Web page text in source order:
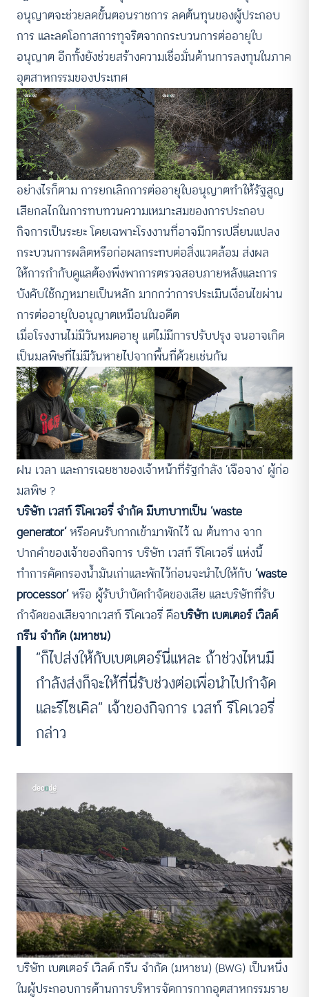
อนุญาตจะช่วยลดขั้นตอนราชการ ลดต้นทุนของผู้ประกอบ
การ และลดโอกาสการทุจริตจากกระบวนการต่ออายุใบ
อนุญาต อีกทั้งยังช่วยสร้างความเชื่อมั่นด้านการลงทุนในภาค
อุตสาหกรรมของประเทศ
อย่างไรก็ตาม การยกเลิกการต่ออายุใบอนุญาตทำให้รัฐสูญ
เสียกลไกในการทบทวนความเหมาะสมของการประกอบ
กิจการเป็นระยะ โดยเฉพาะโรงงานที่อาจมีการเปลี่ยนแปลง
กระบวนการผลิตหรือก่อผลกระทบต่อสิ่งแวดล้อม ส่งผล
ให้การกำกับดูแลต้องพึ่งพาการตรวจสอบภายหลังและการ
บังคับใช้กฎหมายเป็นหลัก มากกว่าการประเมินเงื่อนไขผ่าน
การต่ออายุใบอนุญาตเหมือนในอดีต
เมื่อโรงงานไม่มีวันหมดอายุ แต่ไม่มีการปรับปรุง จนอาจเกิด
เป็นมลพิษที่ไม่มีวันหายไปจากพื้นที่ด้วยเช่นกัน
ฝน เวลา และการเฉยชาของเจ้าหน้าที่รัฐกำลัง ‘เจือจาง’ ผู้ก่อ
มลพิษ ?
บริษัท เวสท์ รีโคเวอรี่ จำกัด มีบทบาทเป็น ‘waste
generator’หรือคนรับกากเข้ามาพักไว้ ณ ต้นทาง จาก
ปากคำของเจ้าของกิจการ บริษัท เวสท์ รีโคเวอรี่ แห่งนี้
ทำการคัดกรองน้ำมันเก่าและพักไว้ก่อนจะนำไปให้กับ ‘waste
processor’หรือ ผู้รับบำบัดกำจัดของเสีย และบริษัทที่รับ
กำจัดของเสียจากเวสท์ รีโคเวอรี่ คือบริษัท เบตเตอร์ เวิลด์
กรีน จำกัด (มหาชน)
“ก็ไปส่งให้กับเบตเตอร์นี่แหละ ถ้าช่วงไหนมี
กำลังส่งก็จะให้ที่นี่รับช่วงต่อเพื่อนำไปกำจัด
และรีไซเคิล“ เจ้าของกิจการ เวสท์ รีโคเวอรี่
กล่าว
บริษัท เบตเตอร์ เวิลด์ กรีน จำกัด (มหาชน) (BWG) เป็นหนึ่ง
ในผู้ประกอบการด้านการบริหารจัดการกากอุตสาหกรรมราย